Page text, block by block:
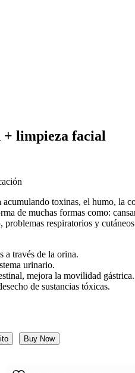
limpieza facial
toxinas, el humo, la
de muchas formas como:
respiratorios y
a través de la orina.
urinario.
mejora la movilidad gástrica.
de sustancias tóxicas.
Buy Now